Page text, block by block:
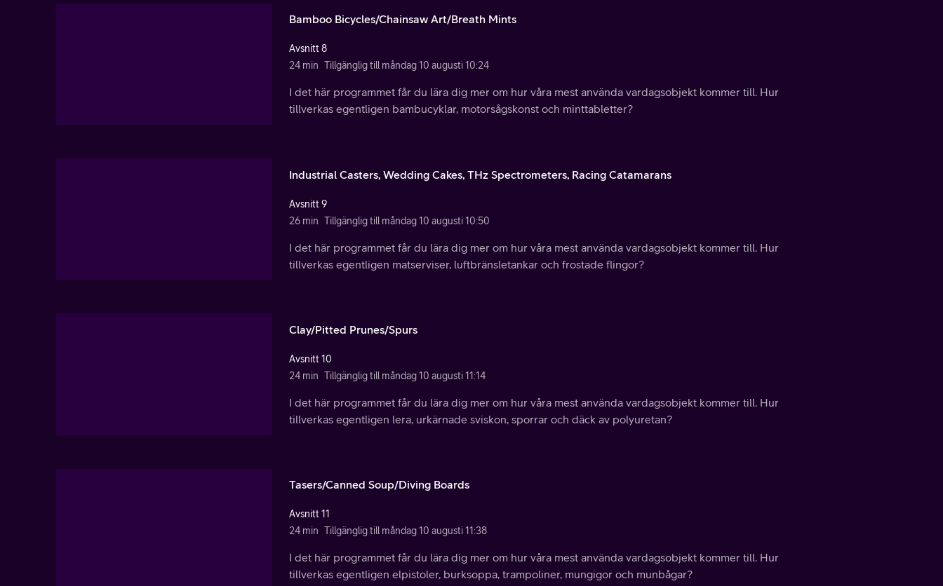
Bamboo Bicycles/Chainsaw Art/Breath Mints
Avsnitt 8
24 min Tillgänglig till måndag 10 augusti 10:24
I det här programmet får du lära dig mer om hur våra mest använda vardagsobjekt kommer till. Hur
tillverkas egentligen bambucyklar, motorsågskonst och minttabletter?
Industrial Casters, Wedding Cakes, THz Spectrometers, Racing Catamarans
Avsnitt 9
26 min Tillgänglig till måndag 10 augusti 10:50
I det här programmet får du lära dig mer om hur våra mest använda vardagsobjekt kommer till. Hur
tillverkas egentligen matserviser, luftbränsletankar och frostade flingor?
Clay/Pitted Prunes/Spurs
Avsnitt 10
24 min Tillgänglig till måndag 10 augusti 11:14
I det här programmet får du lära dig mer om hur våra mest använda vardagsobjekt kommer till. Hur
tillverkas egentligen lera, urkärnade sviskon, sporrar och däck av polyuretan?
Tasers/Canned Soup/Diving Boards
Avsnitt 11
24 min Tillgänglig till måndag 10 augusti 11:38
I det här programmet får du lära dig mer om hur våra mest använda vardagsobjekt kommer till. Hur
tillverkas egentligen elpistoler, burksoppa, trampoliner, mungigor och munbågar?